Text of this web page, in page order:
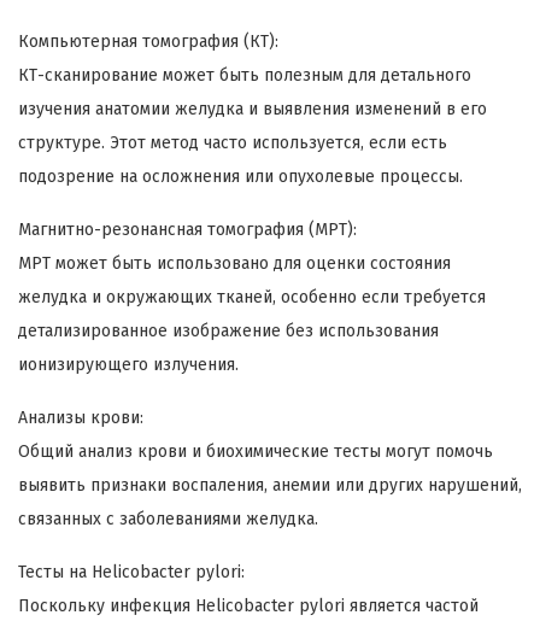
Компьютерная томография (КТ):
КТ-сканирование может быть полезным для детального
изучения анатомии желудка и выявления изменений в его
структуре. Этот метод часто используется, если есть
подозрение на осложнения или опухолевые процессы.
Магнитно-резонансная томография (МРТ):
МРТ может быть использовано для оценки состояния
желудка и окружающих тканей, особенно если требуется
детализированное изображение без использования
ионизирующего излучения.
Анализы крови:
Общий анализ крови и биохимические тесты могут помочь
выявить признаки воспаления, анемии или других нарушений,
связанных с заболеваниями желудка.
Тесты на Helicobacter pylori:
Поскольку инфекция Helicobacter pylori является частой